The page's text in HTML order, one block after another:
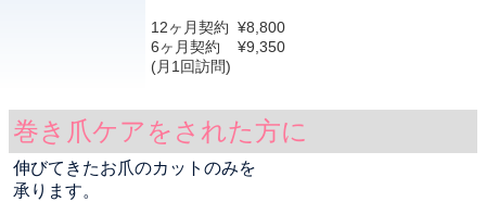
12ヶ月契約 ¥8,800
6ヶ月契約 ¥9,350
(月1回訪問)
巻き爪ケアをされた方に
伸びてきたお爪のカットのみを
承ります。